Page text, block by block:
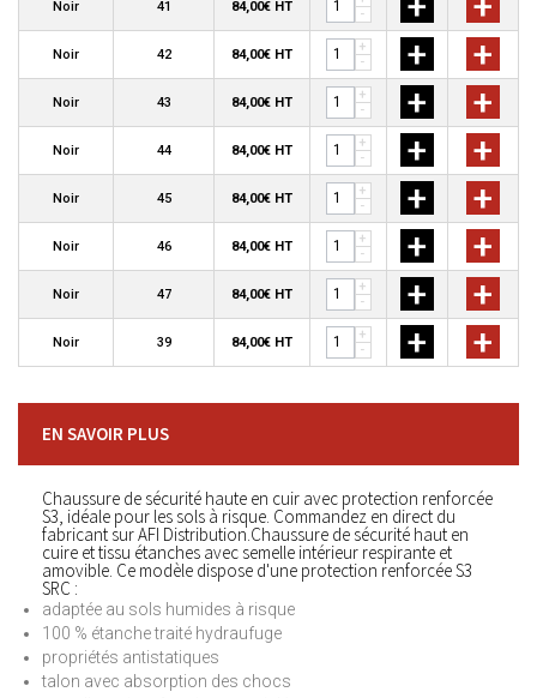
Noir 41 84,00€ HT
-
Noir 42 84,00€ HT
+
-
+ +
Noir 43 84,00€ HT
+
-
+ +
Noir 44 84,00€ HT
+
-
+ +
Noir 45 84,00€ HT
+
-
+ +
Noir 46 84,00€ HT
+
-
+ +
Noir 47 84,00€ HT
+
-
+ +
Noir 39 84,00€ HT
+
-
+ +
EN SAVOIR PLUS
Chaussure de sécurité haute en cuir avec protection renforcée
S3, idéale pour les sols à risque. Commandez en direct du
fabricant sur AFI Distribution.Chaussure de sécurité haut en
cuire et tissu étanches avec semelle intérieur respirante et
amovible. Ce modèle dispose d'une protection renforcée S3
SRC :
adaptée au sols humides à risque
100 % étanche traité hydraufuge
propriétés antistatiques
talon avec absorption des chocs